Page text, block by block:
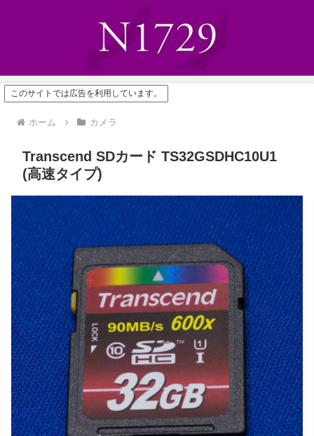
このサイトでは広告を利用しています。
ホーム カメラ
Transcend SDカード TS32GSDHC10U1
(高速タイプ)